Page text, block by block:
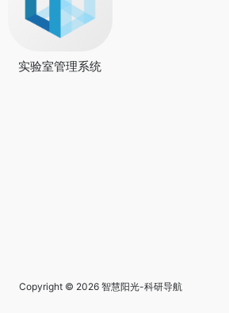
实验室管理系统
Copyright © 2026 智慧阳光-科研导航